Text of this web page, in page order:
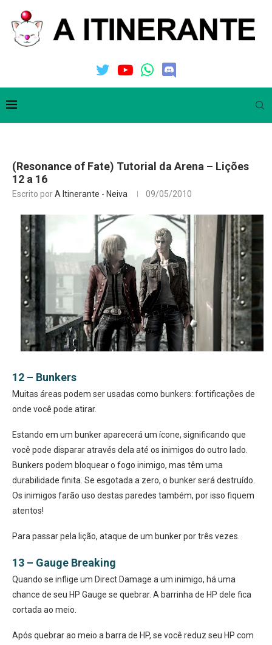
(Resonance of Fate) Tutorial da Arena – Lições
12 a 16
Escrito porA Itinerante - Neiva 09/05/2010
12 – Bunkers
Muitas áreas podem ser usadas como bunkers: fortificações de
onde você pode atirar.
Estando em um bunker aparecerá um ícone, significando que
você pode disparar através dela até os inimigos do outro lado.
Bunkers podem bloquear o fogo inimigo, mas têm uma
durabilidade finita. Se esgotada a zero, o bunker será destruído.
Os inimigos farão uso destas paredes também, por isso fiquem
atentos!
Para passar pela lição, ataque de um bunker por três vezes.
13 – Gauge Breaking
Quando se inflige um Direct Damage a um inimigo, há uma
chance de seu HP Gauge se quebrar. A barrinha de HP dele fica
cortada ao meio.
Após quebrar ao meio a barra de HP, se você reduz seu HP com